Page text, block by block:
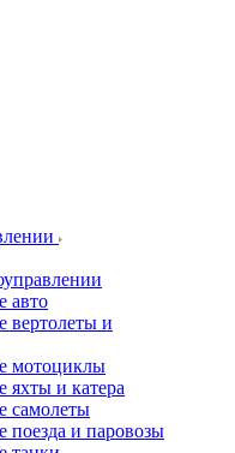
авто
вертолеты и
мотоциклы
яхты и катера
самолеты
поезда и паровозы